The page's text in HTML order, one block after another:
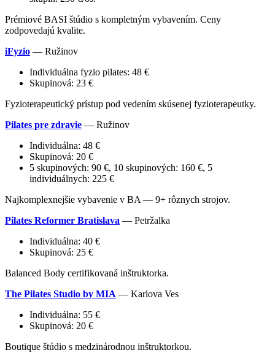
Prémiové BASI štúdio s kompletným vybavením. Ceny
zodpovedajú kvalite.
iFyzio — Ružinov
Individuálna fyzio pilates: 48 €
Skupinová: 23 €
Fyzioterapeutický prístup pod vedením skúsenej fyzioterapeutky.
Pilates pre zdravie — Ružinov
Individuálna: 48 €
Skupinová: 20 €
5 skupinových: 90 €, 10 skupinových: 160 €, 5
individuálnych: 225 €
Najkomplexnejšie vybavenie v BA — 9+ rôznych strojov.
Pilates Reformer Bratislava — Petržalka
Individuálna: 40 €
Skupinová: 25 €
Balanced Body certifikovaná inštruktorka.
The Pilates Studio by MIA — Karlova Ves
Individuálna: 55 €
Skupinová: 20 €
Boutique štúdio s medzinárodnou inštruktorkou.